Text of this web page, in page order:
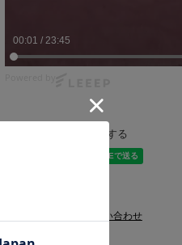
00:03 / 23:45
このアイテムをシェアする
商品についてのお問い合わせ